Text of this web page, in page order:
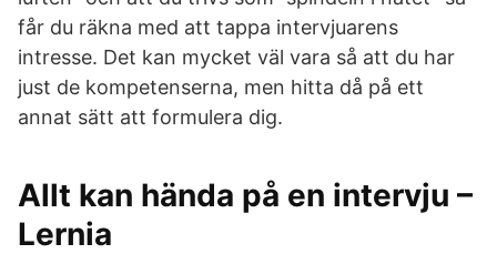
får du räkna med att tappa intervjuarens
intresse. Det kan mycket väl vara så att du har
just de kompetenserna, men hitta då på ett
annat sätt att formulera dig.
Allt kan hända på en intervju –
Lernia